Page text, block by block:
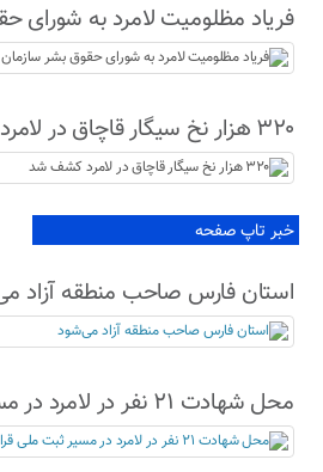
فریاد مظلومیت لامرد به شورای
رسید
۳۲۰ هزار نخ سیگار قاچاق در لامرد کشف شد
خبر تاپ صفحه
استان فارس صاحب منطقه آزاد
محل شهادت ۲۱ نفر در
گرفت